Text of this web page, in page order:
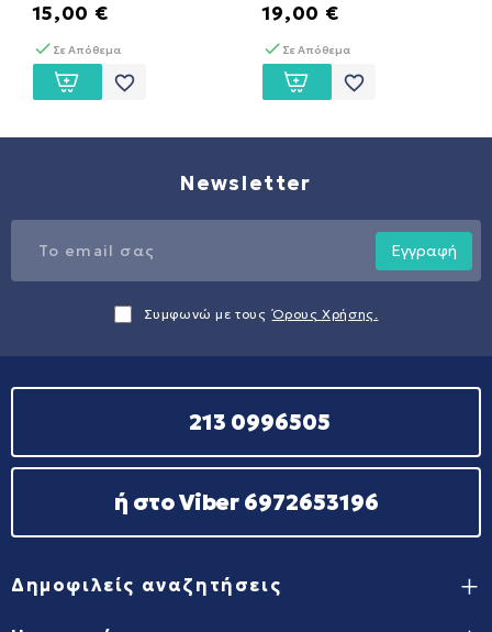
15,00 €
Σε Απόθεμα
favorite_border
19,00 €
Σε Απόθεμα
favorite_border
Newsletter
Εγγραφή
Συμφωνώ με τους Όρους Χρήσης.
213 0996505
ή στο Viber 6972653196
Δημοφιλείς αναζητήσεις